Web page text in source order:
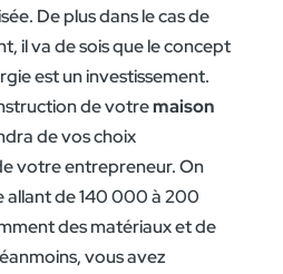
De plus dans le cas de
il va de sois que le concept
est un investissement.
de votremaison
de vos choix
votre entrepreneur. On
allant de 140 000 à 200
des matériaux et de
vous avez